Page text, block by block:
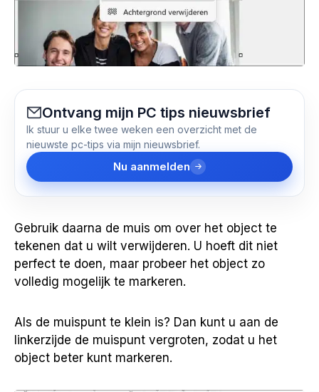
Ontvang mijn PC tips nieuwsbrief
Ik stuur u elke twee weken een overzicht met de
nieuwste pc-tips via mijn nieuwsbrief.
Nu aanmelden
Gebruik daarna de muis om over het object te
tekenen dat u wilt verwijderen. U hoeft dit niet
perfect te doen, maar probeer het object zo
volledig mogelijk te markeren.
Als de muispunt te klein is? Dan kunt u aan de
linkerzijde de muispunt vergroten, zodat u het
object beter kunt markeren.